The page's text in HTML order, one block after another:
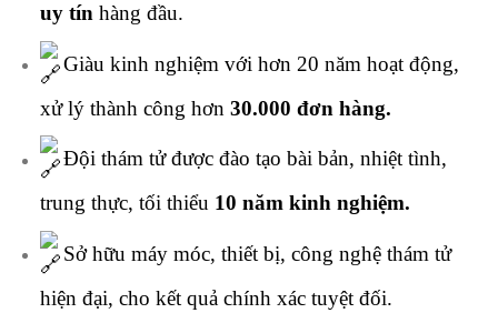
uy tín hàng đầu.
Giàu kinh nghiệm với hơn 20 năm hoạt động,
xử lý thành công hơn 30.000 đơn hàng.
Đội thám tử được đào tạo bài bản, nhiệt tình,
trung thực, tối thiểu 10 năm kinh nghiệm.
Sở hữu máy móc, thiết bị, công nghệ thám tử
hiện đại, cho kết quả chính xác tuyệt đối.